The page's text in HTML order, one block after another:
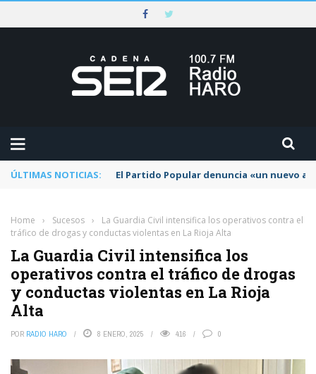
ÚLTIMAS NOTICIAS: El Partido Popular denuncia «un nuevo
Home › Sucesos ›
La Guardia Civil intensifica los operativos contra el
tráfico de drogas y conductas violentas en La Rioja Alta
La Guardia Civil intensifica los
operativos contra el tráfico de drogas
y conductas violentas en La Rioja
Alta
POR RADIO HARO 8 ENERO, 2025 416 0